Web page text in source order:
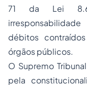
71 da Lei
débitos
órgãos públicos.
O Supremo
pela